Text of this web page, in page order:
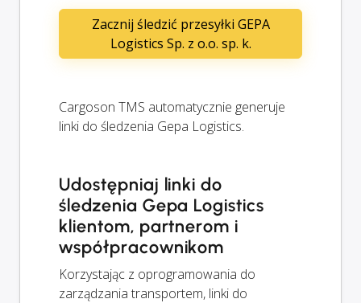
Zacznij śledzić przesyłki GEPA
Logistics Sp. z o.o. sp. k.
Cargoson TMS automatycznie generuje
linki do śledzenia Gepa Logistics.
Udostępniaj linki do
śledzenia Gepa Logistics
klientom, partnerom i
współpracownikom
Korzystając z oprogramowania do
zarządzania transportem, linki do